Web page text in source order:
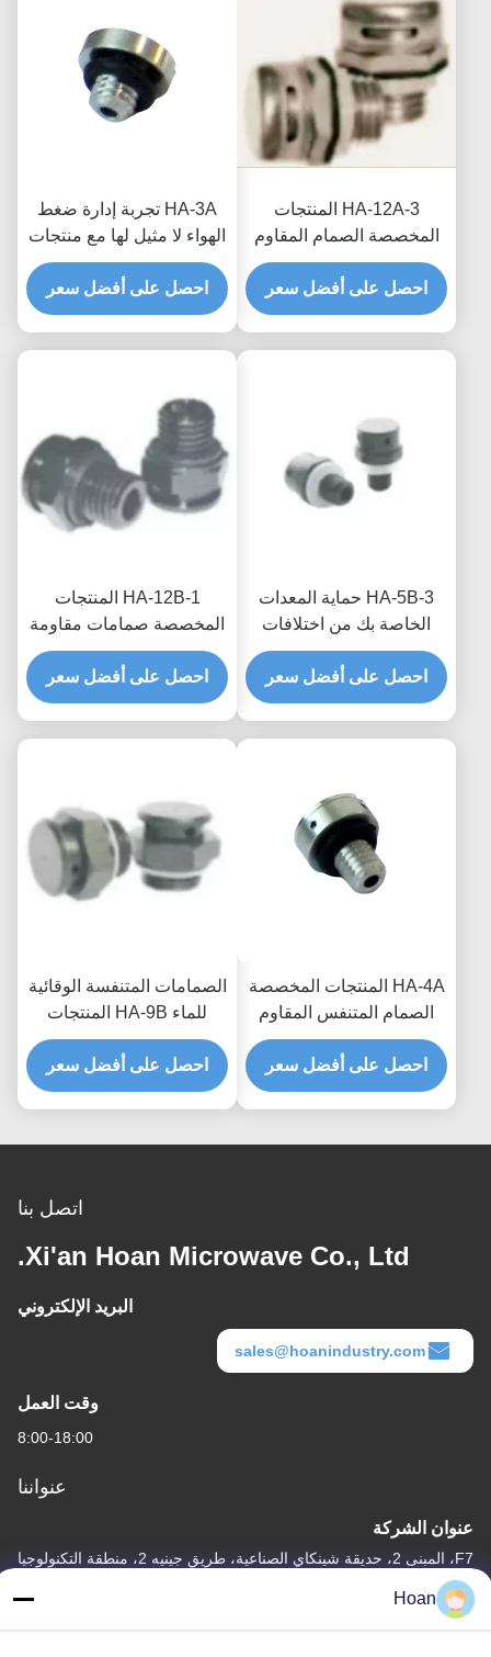
HA-12A-3 المنتجات
المخصصة الصمام المقاوم
للماء والمتنفس المزيج
المثالي للتكنولوجيا
والوظائف
احصل على أفضل سعر
HA-3A تجربة إدارة ضغط
الهواء لا مثيل لها مع منتجات
مخصصة صمامات مقاومة
للماء قابلة للتنفس
احصل على أفضل سعر
HA-5B-3 حماية المعدات
الخاصة بك من اختلافات
الضغط والبيئات الرطبة مع
صمامات مقاومة للماء
والتنفس المخصصة
احصل على أفضل سعر
HA-12B-1 المنتجات
المخصصة صمامات مقاومة
للماء قابلة للتنفس لتوربينات
الرياح ذات الشفافية العالية
للهواء وضغط حجب المياه
احصل على أفضل سعر
HA-4A المنتجات المخصصة
الصمام المتنفس المقاوم
للماء لحماية المعدات الأمثل
واستقرار ضغط الهواء
احصل على أفضل سعر
الصمامات المتنفسة الوقائية
للماء HA-9B المنتجات
المخصصة للإلكترونيات
الاستهلاكية والعزل المائي
على مستوى IP68
احصل على أفضل سعر
اتصل بنا
Xi'an Hoan Microwave Co., Ltd.
البريد الإلكتروني
sales@hoanindustry.com
وقت العمل
8:00-18:00
عنواننا
عنوان الشركة
F7، المبنى 2، حديقة شينكاي الصناعية، طريق جينيه 2، منطقة التكنولوجيا
عنوان المصنع
Hoan